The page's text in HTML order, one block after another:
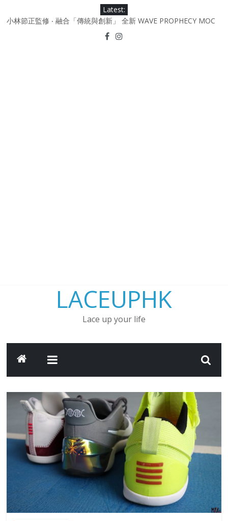
Latest:
日本東京都創作分部提案 NEW BALANCE / TOKYO DESIGN
小林節正監修 ‧ 融合「傳統與創新」 全新 WAVE PROPHECY MOC
LACEUPHK
Lace up your life